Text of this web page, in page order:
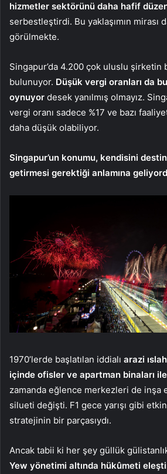
hizmetler sektörünü daha hafif
serbestleştirdi. Bu yaklaşımın mirası
görülmekte.
Singapur’da 4.200 çok uluslu şirketin
bulunuyor. Düşük vergi oranları da
oynuyor desek yanılmış olmayız.
vergi oranı sadece %17 ve bazı
daha düşük olabiliyor.
Singapur’un konumu, kendisini
getirmesi gerektiği anlamına
1970’lerde başlatılan iddialı arazi
içinde ofisler ve apartman binaları
zamanda eğlence merkezleri de inşa
silueti değişti. F1 gece yarışı gibi
stratejinin bir parçasıydı.
Ancak tabii ki her şey güllük
Yew yönetimi altında hükûmeti